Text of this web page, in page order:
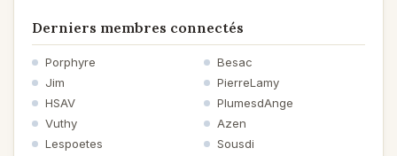
Derniers membres connectés
Porphyre
Besac
Jim
PierreLamy
HSAV
PlumesdAnge
Vuthy
Azen
Lespoetes
Sousdi